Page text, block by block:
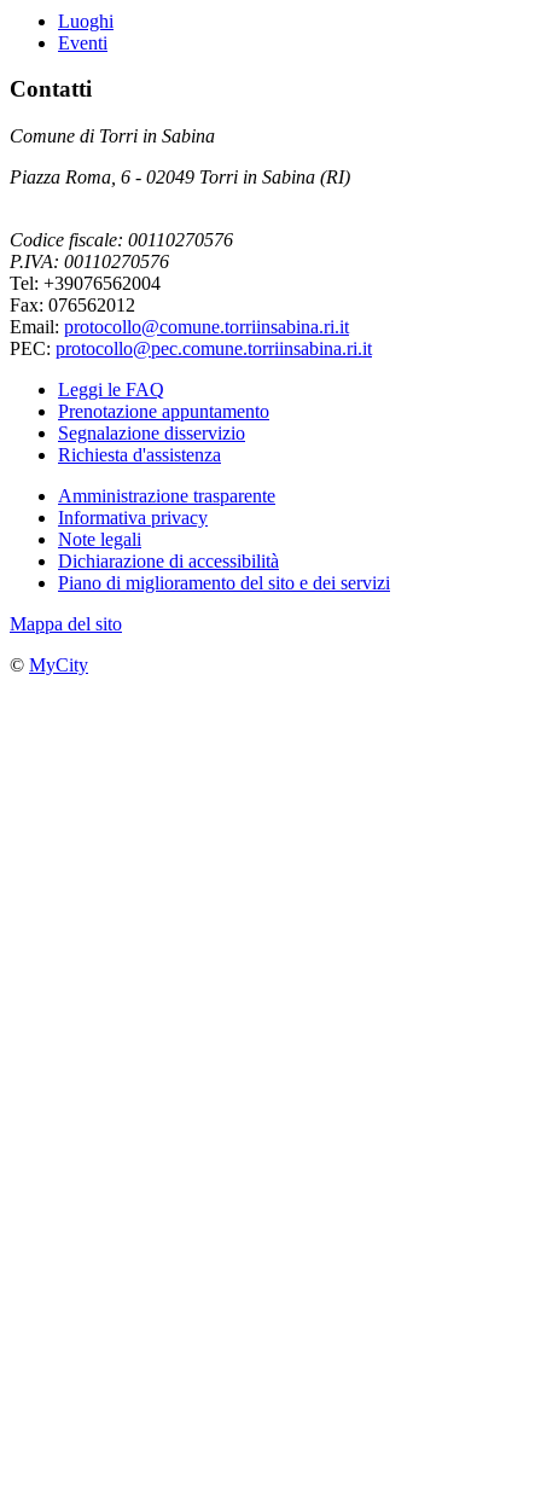
Luoghi
Eventi
Contatti
Comune di Torri in Sabina
Piazza Roma, 6 - 02049 Torri in Sabina (RI)
Codice fiscale: 00110270576
P.IVA: 00110270576
Tel: +39076562004
Fax: 076562012
Email: protocollo@comune.torriinsabina.ri.it
PEC: protocollo@pec.comune.torriinsabina.ri.it
Leggi le FAQ
Prenotazione appuntamento
Segnalazione disservizio
Richiesta d'assistenza
Amministrazione trasparente
Informativa privacy
Note legali
Dichiarazione di accessibilità
Piano di miglioramento del sito e dei servizi
Mappa del sito
© MyCity